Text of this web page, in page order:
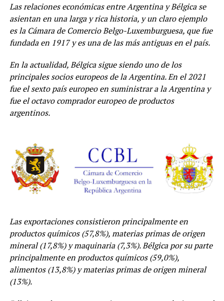
Las relaciones económicas entre Argentina y Bélgica se
asientan en una larga y rica historia, y un claro ejemplo
es la Cámara de Comercio Belgo-Luxemburguesa, que fue
fundada en 1917 y es una de las más antiguas en el país.
En la actualidad, Bélgica sigue siendo uno de los
principales socios europeos de la Argentina. En el 2021
fue el sexto país europeo en suministrar a la Argentina y
fue el octavo comprador europeo de productos
argentinos.
Las exportaciones consistieron principalmente en
productos químicos (57,8%), materias primas de origen
mineral (17,8%) y maquinaria (7,3%). Bélgica por su parte
principalmente en productos químicos (59,0%),
alimentos (13,8%) y materias primas de origen mineral
(13%).